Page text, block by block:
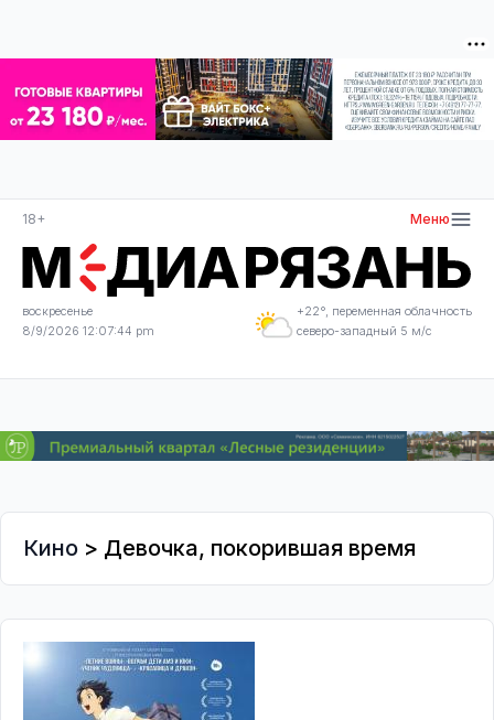
18+ Меню
воскресенье
8/9/2026 12:07:45 pm
+22°, переменная облачность
северо-западный 5 м/с
Кино > Девочка, покорившая время